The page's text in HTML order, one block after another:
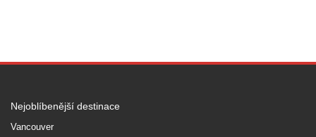
Nejoblíbenější destinace
Vancouver